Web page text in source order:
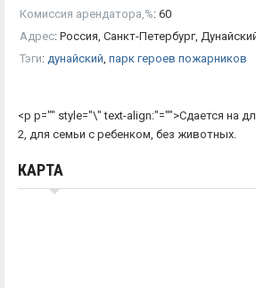
Комиссия арендатора,%: 60
Адрес: Россия, Санкт-Петербург,
Тэги: дунайский, парк героев пожарников
<p p="" style="\" text-align:"="">Сдается на
2, для семьи с ребенком, без животных.
КАРТА